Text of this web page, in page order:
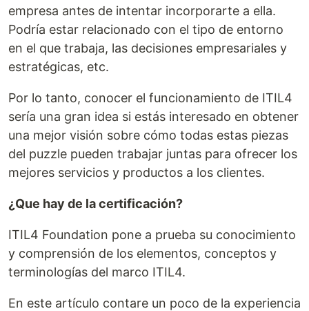
empresa antes de intentar incorporarte a ella.
Podría estar relacionado con el tipo de entorno
en el que trabaja, las decisiones empresariales y
estratégicas, etc.
Por lo tanto, conocer el funcionamiento de ITIL4
sería una gran idea si estás interesado en obtener
una mejor visión sobre cómo todas estas piezas
del puzzle pueden trabajar juntas para ofrecer los
mejores servicios y productos a los clientes.
¿Que hay de la certificación?
ITIL4 Foundation pone a prueba su conocimiento
y comprensión de los elementos, conceptos y
terminologías del marco ITIL4.
En este artículo contare un poco de la experiencia